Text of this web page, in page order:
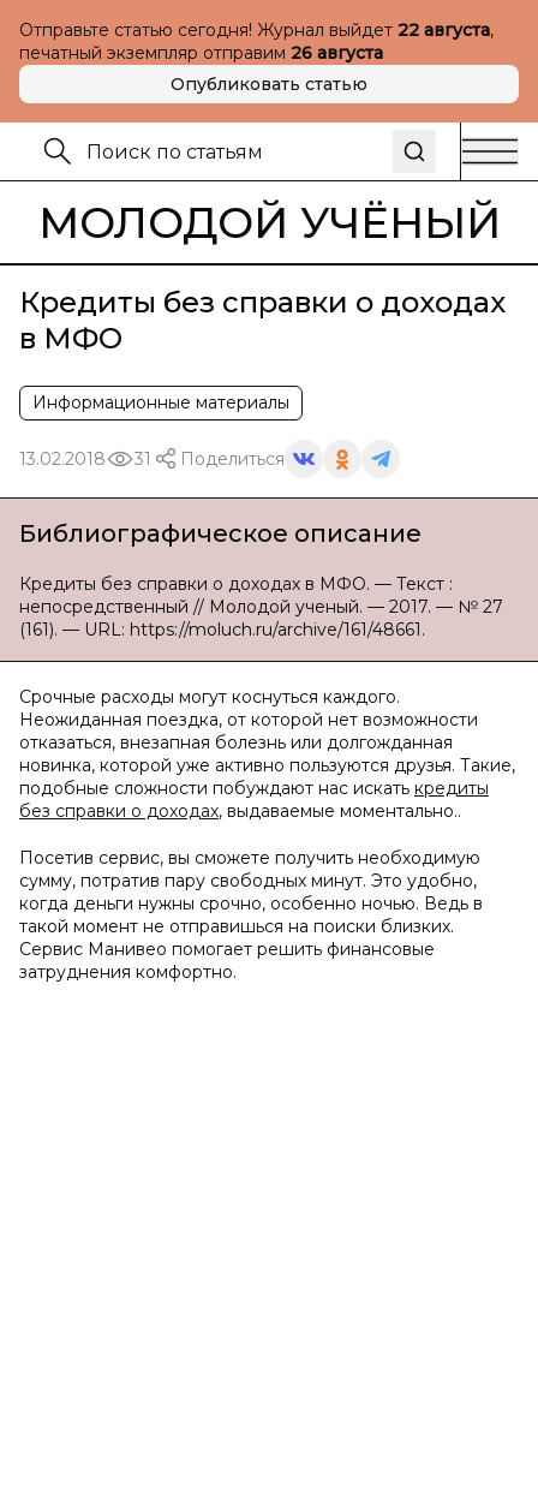
Отправьте статью сегодня! Журнал выйдет 22 августа,
печатный экземпляр отправим 26 августа
Опубликовать статью
МОЛОДОЙ УЧЁНЫЙ
Кредиты без справки о доходах
в МФО
Информационные материалы
13.02.2018 31 Поделиться
Библиографическое описание
Кредиты без справки о доходах в МФО. — Текст :
непосредственный // Молодой ученый. — 2017. — № 27
(161). — URL: https://moluch.ru/archive/161/48661.
Срочные расходы могут коснуться каждого.
Неожиданная поездка, от которой нет возможности
отказаться, внезапная болезнь или долгожданная
новинка, которой уже активно пользуются друзья. Такие,
подобные сложности побуждают нас искать кредиты
без справки о доходах, выдаваемые моментально..
Посетив сервис, вы сможете получить необходимую
сумму, потратив пару свободных минут. Это удобно,
когда деньги нужны срочно, особенно ночью. Ведь в
такой момент не отправишься на поиски близких.
Сервис Манивео помогает решить финансовые
затруднения комфортно.